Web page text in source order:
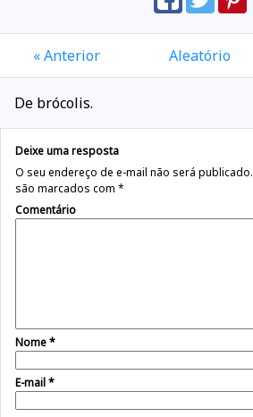
« Anterior Aleatório
De brócolis.
Deixe uma resposta
O seu endereço de e-mail não será publicado.
são marcados com *
Comentário
Nome*
E-mail*